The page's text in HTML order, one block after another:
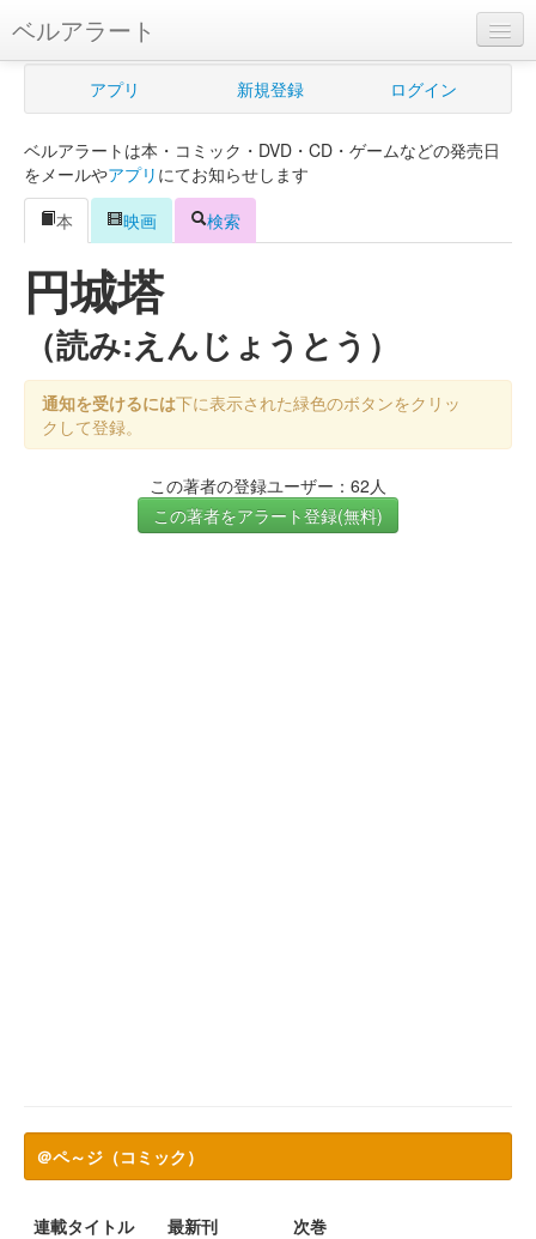
ベルアラート
ベルアラートとは
新規登録
ログイン
Myカレンダー
購入管理
Myシェルフ
プレミアム
アプリ 新規登録 ログイン
ベルアラートは本・コミック・DVD・CD・ゲームなどの発売日
をメールやアプリ にてお知らせします
本
映画 検索
円城塔
（読み:えんじょうとう）
通知を受けるには下に表示された緑色のボタンをクリッ
クして登録。
この著者の登録ユーザー：62人
この著者をアラート登録(無料)
＠ペ～ジ（コミック）
連載タイトル 最新刊
次巻